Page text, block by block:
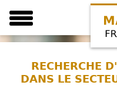
RECHERCHE
DANS LE